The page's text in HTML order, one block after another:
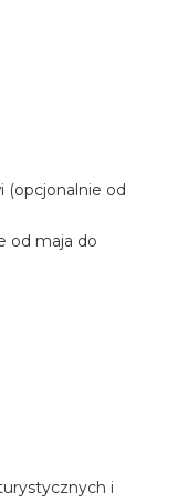
(opcjonalnie od
od maja do
i